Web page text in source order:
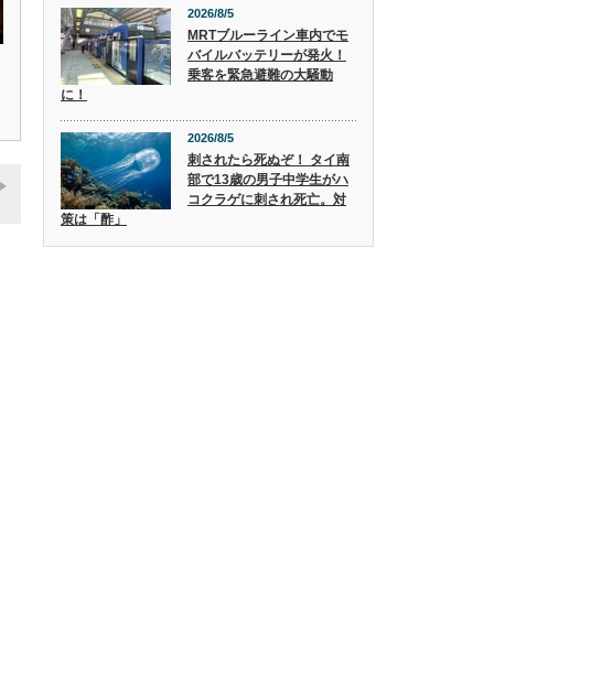
2026/8/5
MRTブルーライン車内でモ
バイルバッテリーが発火！
乗客を緊急避難の大騒動
に！
2026/8/5
刺されたら死ぬぞ！ タイ南
部で13歳の男子中学生がハ
コクラゲに刺され死亡。対
策は「酢」